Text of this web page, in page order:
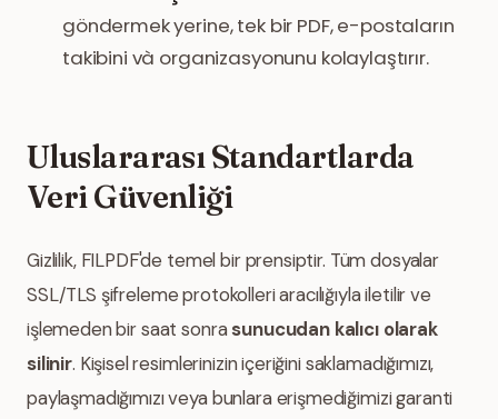
göndermek yerine, tek bir PDF, e-postaların
takibini và organizasyonunu kolaylaştırır.
Uluslararası Standartlarda
Veri Güvenliği
Gizlilik, FILPDF'de temel bir prensiptir. Tüm dosyalar
SSL/TLS şifreleme protokolleri aracılığıyla iletilir ve
işlemeden bir saat sonrasunucudan kalıcı olarak
silinir. Kişisel resimlerinizin içeriğini saklamadığımızı,
paylaşmadığımızı veya bunlara erişmediğimizi garanti